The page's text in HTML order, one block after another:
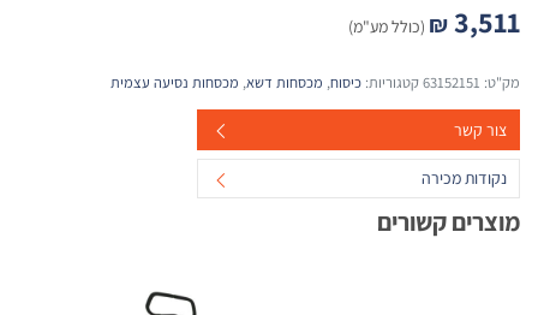
₪3,511 (כולל מע"מ)
מק"ט: 63152151קטגוריות: כיסוח, מכסחות דשא, מכסחות נסיעה עצמית
צור קשר
נקודות מכירה
מוצרים קשורים